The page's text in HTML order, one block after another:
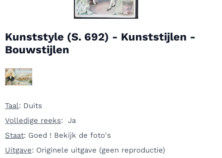
Kunststyle (S. 692) - Kunststijlen -
Bouwstijlen
Taal: Duits
Volledige reeks: Ja
Staat: Goed ! Bekijk de foto's
Uitgave: Originele uitgave (geen reproductie)